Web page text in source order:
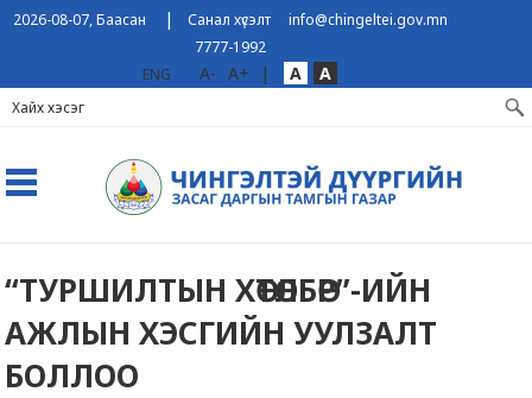
2026-08-07, Баасан |Санал хүсэлт
info@chingeltei.gov.mn
7777-1992
ENG
A- A+ | A A
“ТУРШИЛТЫН ХӨТӨЛБӨР”-ИЙН
АЖЛЫН ХЭСГИЙН УУЛЗАЛТ
БОЛЛОО